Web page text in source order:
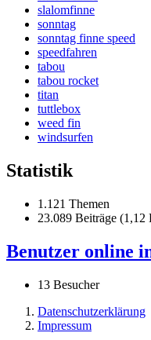
slalomfinne
sonntag
sonntag finne speed
speedfahren
tabou
tabou rocket
titan
tuttlebox
weed fin
windsurfen
Statistik
1.121 Themen
23.089 Beiträge (1,12
Benutzer online
13 Besucher
Datenschutzerklärung
Impressum